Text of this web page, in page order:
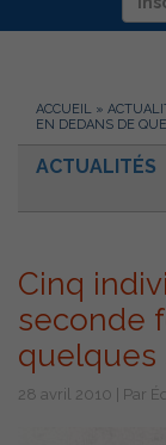
ACCUEIL »
EN DEDANS DE
ACTUALITÉS
Cinq
seconde
quelques
28 avril 2010 | Par